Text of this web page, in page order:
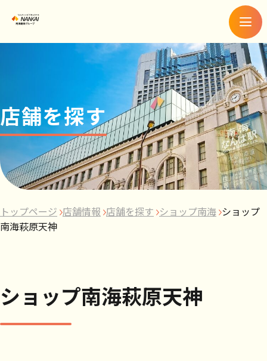
メ
ニ
ュ
ー
店舗を探す
トップページ 店舗情報 店舗を探す ショップ南海 ショップ
南海萩原天神
ショップ南海萩原天神